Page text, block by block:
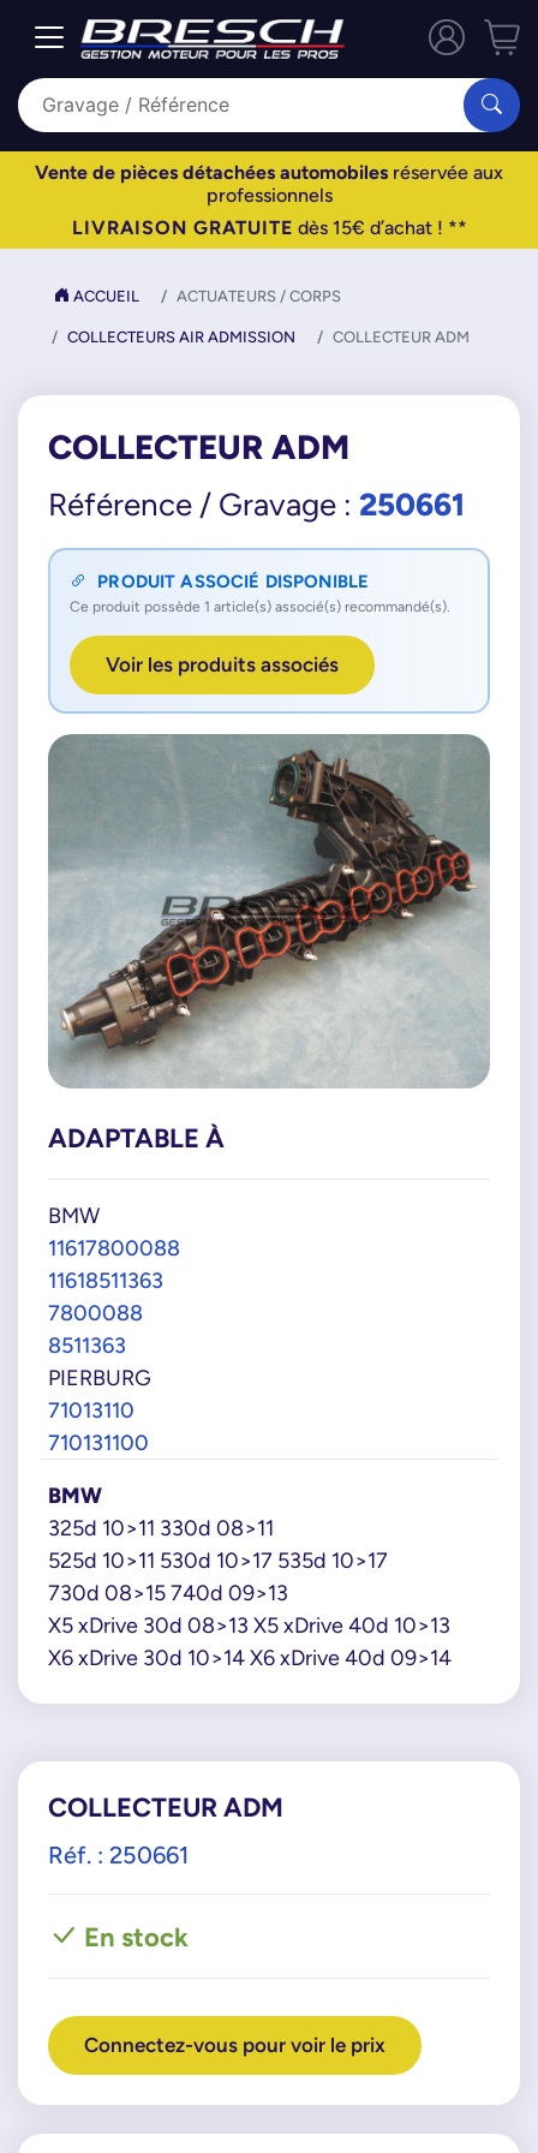
Vente de pièces détachées automobiles réservée aux
professionnels
LIVRAISON GRATUITE dès 15€ d’achat ! **
ACCUEIL ACTUATEURS / CORPS
COLLECTEURS AIR ADMISSION COLLECTEUR ADM
COLLECTEUR ADM
Référence / Gravage : 250661
PRODUIT ASSOCIÉ DISPONIBLE
Ce produit possède 1 article(s) associé(s) recommandé(s).
Voir les produits associés
ADAPTABLE À
BMW
11617800088
11618511363
7800088
8511363
PIERBURG
71013110
710131100
BMW
325d 10>11 330d 08>11
525d 10>11 530d 10>17 535d 10>17
730d 08>15 740d 09>13
X5 xDrive 30d 08>13 X5 xDrive 40d 10>13
X6 xDrive 30d 10>14 X6 xDrive 40d 09>14
COLLECTEUR ADM
Réf. : 250661
En stock
Connectez-vous pour voir le prix